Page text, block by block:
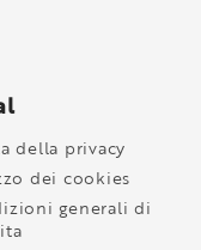
della privacy
dei cookies
generali di